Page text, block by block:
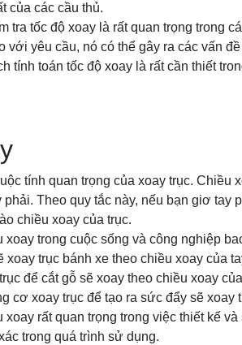
của các cầu thủ.
tra tốc độ xoay là rất quan trọng trong
với yêu cầu, nó có thể gây ra các vấn
tính toán tốc độ xoay là rất cần thiết
tính quan trọng của xoay trục.
phải. Theo quy tắc này, nếu bạn giơ tay
chiều xoay của trục.
xoay trong cuộc sống và công nghiệp
xoay trục bánh xe theo chiều xoay của
để cắt gỗ sẽ xoay theo chiều xoay
cơ xoay trục để tạo ra sức đẩy sẽ xoay
xoay rất quan trọng trong việc thiết kế
trong quá trình sử dụng.